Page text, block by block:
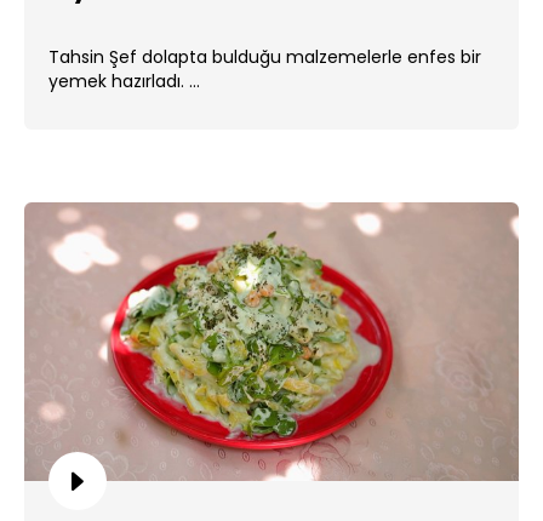
Tahsin Şef dolapta bulduğu malzemelerle enfes bir
yemek hazırladı. ...